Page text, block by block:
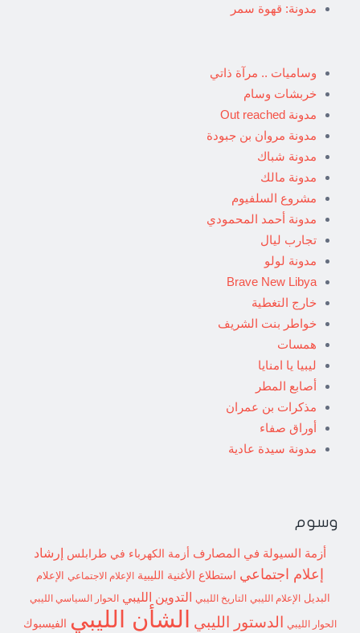
مدونة: قهوة سمر
وساميات .. مرآة ذاتي
خربشات وسام
مدونة Out reached
مدونة مروان بن جبودة
مدونة شباك
مدونة مالك
مشروع السلفيوم
مدونة أحمد المحمودي
تجارب ليال
مدونة لولو
Brave New Libya
خارج التغطية
خواطر بنت الشريف
همسات
ليبيا يا امنايا
أصابع المطر
مذكرات بن عمران
أوراق صفاء
مدونة سيدة عادية
وسوم
أزمة السيولة في المصارف أزمة الكهرباء في طرابلس إرشاد
إعلام اجتماعي استطلاع الأغنية الليبية الإعلام الاجتماعي
الإعلام
البديل الإعلام الليبي التاريخ الليبي التدوين الليبي الحوار السياسي الليبي
الحوار الليبي الدستور الليبي الشأن الليبي الفيسبوك